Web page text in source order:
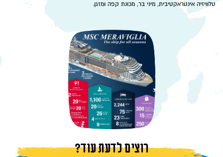
טלוויזיה אינטראקטיבית, מיני בר, מכונת קפה ומזגן.
רוצים לדעת עוד?